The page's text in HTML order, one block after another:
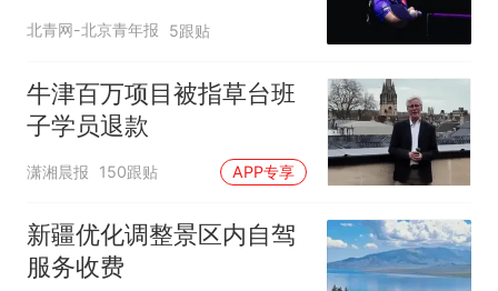
北青网-北京青年报 5跟贴
牛津百万项目被指草台班
子学员退款
潇湘晨报 150跟贴 APP专享
新疆优化调整景区内自驾
服务收费